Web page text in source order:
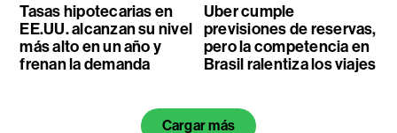
Tasas hipotecarias en
EE.UU. alcanzan su nivel
más alto en un año y
frenan la demanda
Uber cumple
previsiones de reservas,
pero la competencia en
Brasil ralentiza los viajes
Cargar más